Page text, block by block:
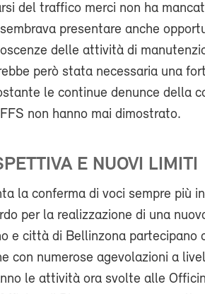
del traffico merci non ha
presentare anche
delle attività di
però stata necessaria una
le continue denunce della
non hanno mai dimostrato.
E NUOVI LIMITI
la conferma di voci sempre più
per la realizzazione di una
e città di Bellinzona partecipano
con numerose agevolazioni a
le attività ora svolte alle